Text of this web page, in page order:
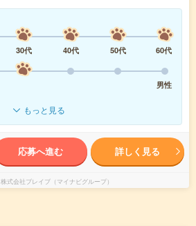
30代 40代 50代
60代
男性
もっと見る
応募へ進む 詳しく見る
株式会社ブレイブ（マイナビグループ）